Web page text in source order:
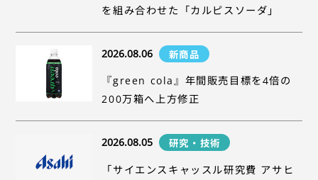
を組み合わせた「カルピスソーダ」
2026.08.06 新商品
『green cola』年間販売目標を4倍の
200万箱へ上方修正
2026.08.05 研究・技術
「サイエンスキャッスル研究費 アサヒ